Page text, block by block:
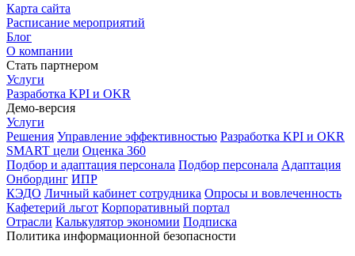
Карта сайта
Расписание мероприятий
Блог
О компании
Стать партнером
Услуги
Разработка KPI и OKR
Демо-версия
Услуги
Решения Управление эффективностью Разработка KPI и OKR
SMART цели Оценка 360
Подбор и адаптация персонала Подбор персонала Адаптация
Онбординг ИПР
КЭДО Личный кабинет сотрудника Опросы и вовлеченность
Кафетерий льгот Корпоративный портал
Отрасли Калькулятор экономии Подписка
Политика информационной безопасности